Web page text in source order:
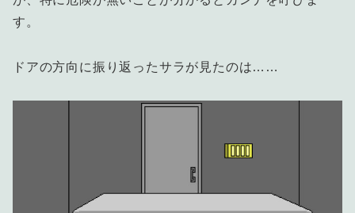
す。
ドアの方向に振り返ったサラが見たのは……